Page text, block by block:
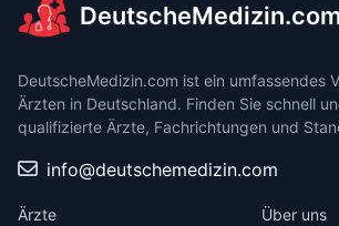
DeutscheMedizin.com ist ein umfassendes
Ärzten in Deutschland. Finden Sie schnell
qualifizierte Ärzte, Fachrichtungen und
info@deutschemedizin.com
Ärzte
Über uns